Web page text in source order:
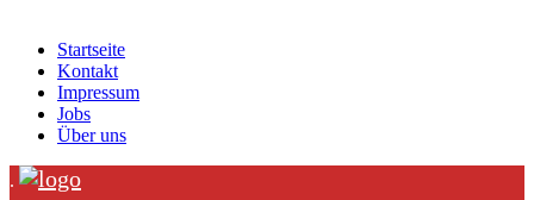
Startseite
Kontakt
Impressum
Jobs
Über uns
.